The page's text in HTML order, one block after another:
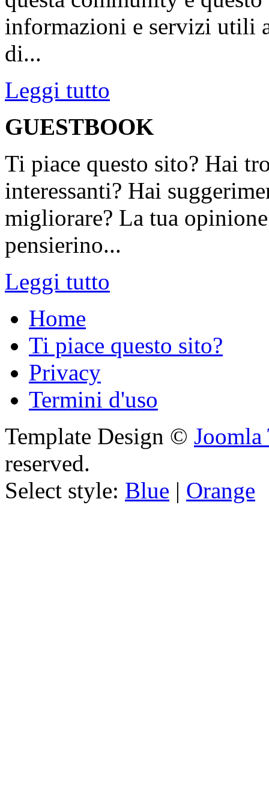
informazioni e servizi utili
di...
Leggi tutto
GUESTBOOK
Ti piace questo sito? Hai
interessanti? Hai
migliorare? La tua
pensierino...
Leggi tutto
Home
Ti piace questo sito?
Privacy
Termini d'uso
Template Design © Joomla
reserved.
Select style: Blue | Orange